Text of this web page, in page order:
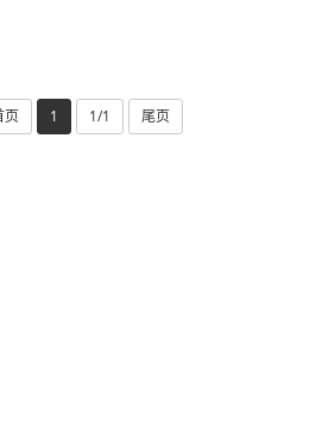
页 1 1/1 尾页